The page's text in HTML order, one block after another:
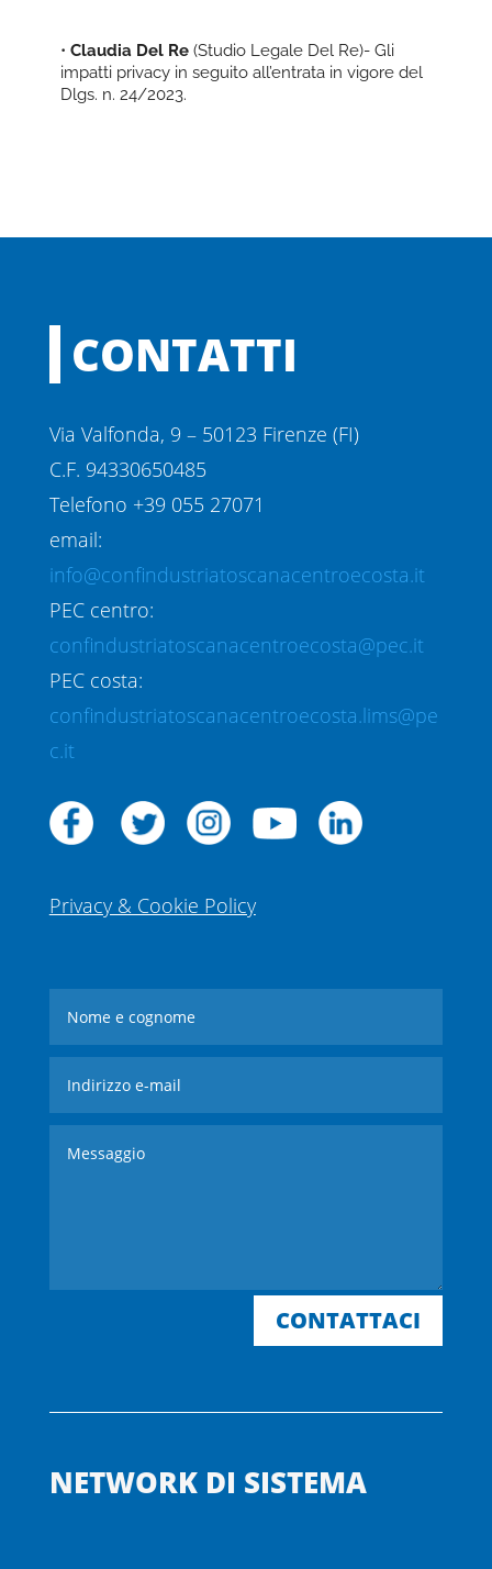
• Claudia Del Re (Studio Legale Del Re)- Gli
impatti privacy in seguito all’entrata in vigore del
Dlgs. n. 24/2023.
CONTATTI
Via Valfonda, 9 – 50123 Firenze (FI)
C.F. 94330650485
Telefono +39 055 27071
email:
info@confindustriatoscanacentroecosta.it
PEC centro:
confindustriatoscanacentroecosta@pec.it
PEC costa:
confindustriatoscanacentroecosta.lims@pe
c.it
Privacy & Cookie Policy
CONTATTACI
NETWORK DI SISTEMA